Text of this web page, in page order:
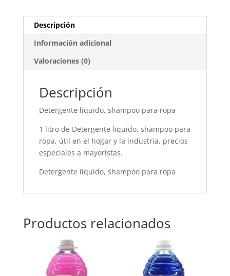
Descripción
Información adicional
Valoraciones (0)
Descripción
Detergente liquido, shampoo para ropa
1 litro de Detergente liquido, shampoo para
ropa, útil en el hogar y la industria, precios
especiales a mayoristas.
Detergente liquido, shampoo para ropa
Productos relacionados